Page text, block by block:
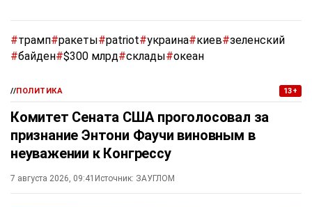
#трамп#ракеты#patriot#украина#киев#зеленский
#байден#$300 млрд#склады#океан
//ПОЛИТИКА 13+
Комитет Сената США проголосовал за
признание Энтони Фаучи виновным в
неуважении к Конгрессу
7 августа 2026, 09:41 Источник: ЗАУГЛОМ